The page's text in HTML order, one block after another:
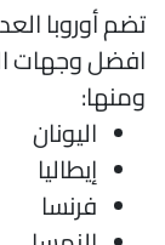
أوروبا
وجهات
اليونان
إيطاليا
فرنسا